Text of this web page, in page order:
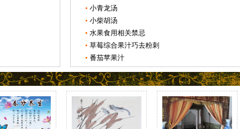
小青龙汤
小柴胡汤
水果食用相关禁忌
草莓综合果汁巧去粉刺
番茄苹果汁